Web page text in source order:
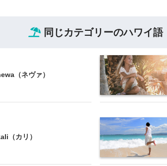
同じカテゴリーのハワイ語
（ネヴァ）
（カリ）